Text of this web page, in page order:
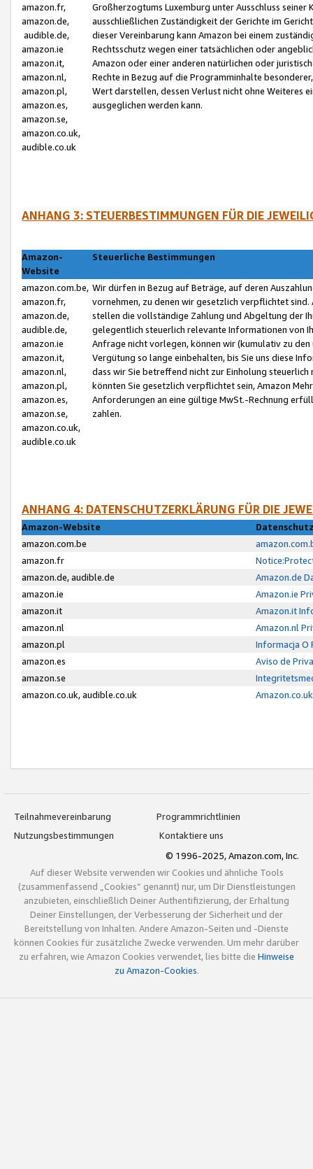
amazon.fr,
amazon.de,
audible.de,
amazon.ie
amazon.it,
amazon.nl,
amazon.pl,
amazon.es,
amazon.se,
amazon.co.uk,
audible.co.uk
Großherzogtums Luxemburg unter Ausschluss
ausschließlichen Zuständigkeit der Gerichte im
dieser Vereinbarung kann Amazon bei einem
Rechtsschutz wegen einer tatsächlichen oder
Amazon oder einer anderen natürlichen oder
Rechte in Bezug auf die Programminhalte
Wert darstellen, dessen Verlust nicht ohne Weiteres
ausgeglichen werden kann.
ANHANG 3: STEUERBESTIMMUNGEN FÜR DIE
Amazon-
Website
Steuerliche Bestimmungen
amazon.com.be,
amazon.fr,
amazon.de,
audible.de,
amazon.ie
amazon.it,
amazon.nl,
amazon.pl,
amazon.es,
amazon.se,
amazon.co.uk,
audible.co.uk
Wir dürfen in Bezug auf Beträge, auf deren
vornehmen, zu denen wir gesetzlich verpflichtet
stellen die vollständige Zahlung und Abgeltung der
gelegentlich steuerlich relevante Informationen von
Anfrage nicht vorlegen, können wir (kumulativ zu
Vergütung so lange einbehalten, bis Sie uns diese
dass wir Sie betreffend nicht zur Einholung
könnten Sie gesetzlich verpflichtet sein, Amazon
Anforderungen an eine gültige MwSt.-Rechnung
zahlen.
ANHANG 4: DATENSCHUTZERKLÄRUNG FÜR DIE
Amazon-Website
amazon.com.be
amazon.fr
amazon.de, audible.de
Amazon.de
amazon.ie
Amazon.ie
amazon.it
Amazon.it
amazon.nl
Amazon.nl
amazon.pl
Informacja O
amazon.es
Aviso de
amazon.se
amazon.co.uk, audible.co.uk
Teilnahmevereinbarung
Programmrichtlinien
Nutzungsbestimmungen
Kontaktiere uns
© 1996-2025, Amazon.com, Inc.
Auf dieser Website verwenden wir Cookies und ähnliche Tools
(zusammenfassend „Cookies“ genannt) nur, um Dir Dienstleistungen
anzubieten, einschließlich Deiner Authentifizierung, der Erhaltung
Deiner Einstellungen, der Verbesserung der Sicherheit und der
Bereitstellung von Inhalten. Andere Amazon-Seiten und -Dienste
können Cookies für zusätzliche Zwecke verwenden. Um mehr darüber
zu erfahren, wie Amazon Cookies verwendet, lies bitte die Hinweise
zu Amazon-Cookies.